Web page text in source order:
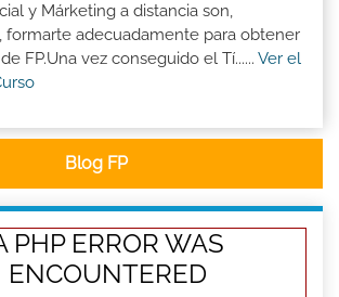
y Márketing a distancia son,
formarte adecuadamente para obtener
FP.Una vez conseguido el Tí...... Ver el
Blog FP
PHP ERROR WAS
ENCOUNTERED